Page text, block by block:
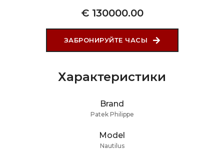
€ 130000.00
ЗАБРОНИРУЙТЕ ЧАСЫ
Характеристики
Brand
Patek Philippe
Model
Nautilus